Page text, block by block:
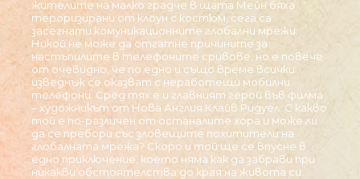
жителите на малко градче в щата Мейн бяха
тероризирани от клоун с костюм, сега са
засегнати комуникационните глобални мрежи.
Никой не може да отгатне причините за
настъпилите в телефоните сривове, но е повече
от очевидно, че по едно и също време всички
изведнъж се оказват с неработещи мобилни
телефони. Сред тях е и главният герой във филма
– художникът от Нова Англия Клайв Ридуел. С какво
той е по-различен от останалите хора и може ли
да се пребори със зловещите похитители на
глобалната мрежа? Скоро и той ще се впусне в
едно приключение, което няма как да забрави при
никакви обстоятелства до края на живота си.